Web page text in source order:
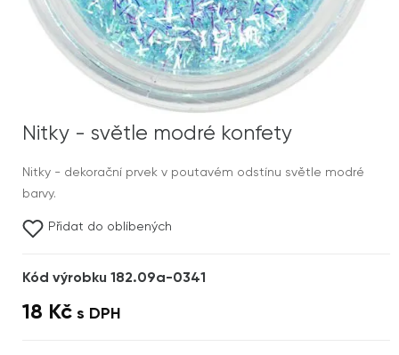
Nitky - světle modré konfety
Nitky - dekorační prvek v poutavém odstínu světle modré
barvy.
Přidat do oblíbených
Kód výrobku 182.09a-0341
18 Kč s DPH